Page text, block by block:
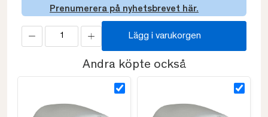
Prenumerera på nyhetsbrevet här.
Lägg i varukorgen
Andra köpte också